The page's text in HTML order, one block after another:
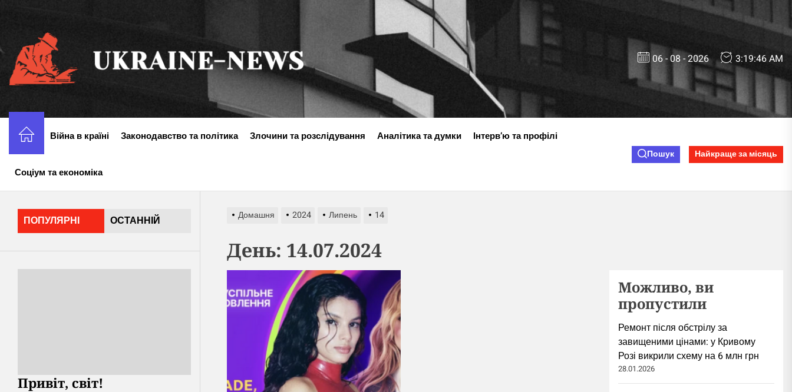
ukraine-
news.in.ua
06 - 08 - 2026 3:19:47 AM
Війна в країні Законодавство та політика Злочини та розслідування Аналітика та думки Інтерв’ю та профілі
Соціум та економіка
Пошук Найкраще за місяць
ПОПУЛЯРНІ ОСТАННІЙ
Привіт, світ!
Домашня 2024 Липень 14
День: 14.07.2024
Можливо, ви
пропустили
Ремонт після обстрілу за
завищеними цінами: у Кривому
Розі викрили схему на 6 млн грн
28.01.2026